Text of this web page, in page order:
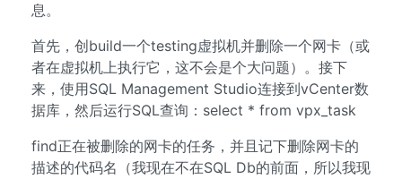
息。
首先，创build一个testing虚拟机并删除一个网卡（或
者在虚拟机上执行它，这不会是个大问题）。接下
来，使用SQL Management Studio连接到vCenter数
据库，然后运行SQL查询：select * from vpx_task
find正在被删除的网卡的任务，并且记下删除网卡的
描述的代码名（我现在不在SQL Db的前面，所以我现